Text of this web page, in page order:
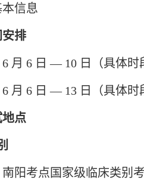
信息
安排
6 月 6 日 — 10 日（具体时
6 月 6 日 — 13 日（具体时
地点
阳考点国家级临床类别